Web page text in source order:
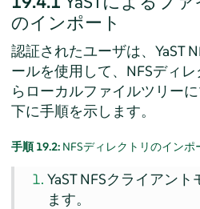
のインポート
認証されたユーザは、YaST
ールを使用して、NFSディ
らローカルファイルツリー
下に手順を示します。
手順 19.2: NFSディレクトリのインポ
YaST NFSクライアン
ます。